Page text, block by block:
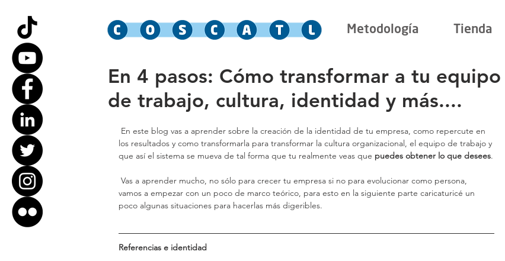
Metodología Tienda
En 4 pasos: Cómo transformar a tu equipo
de trabajo, cultura, identidad y más....
los resultados y como transformarla para transformar la cultura organizacional, el equipo de trabajo y
que así el sistema se mueva de tal forma que tu realmente veas que puedes obtener lo que desees.
vamos a empezar con un poco de marco teórico, para esto en la siguiente parte caricaturicé un
poco algunas situaciones para hacerlas más digeribles.
Referencias e identidad